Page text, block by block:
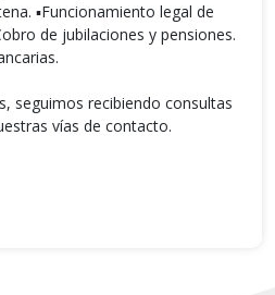
▪Funcionamiento legal de
de jubilaciones y pensiones.
seguimos recibiendo consultas
vías de contacto.